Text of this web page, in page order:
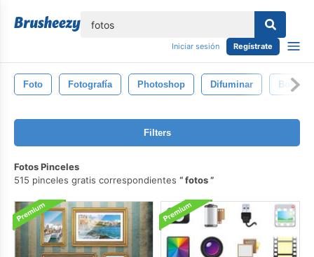
Iniciar sesión Regístrate
Foto Fotografía Photoshop Difuminar Bokeh
Filters
Fotos Pinceles
515 pinceles gratis correspondientes
fotos